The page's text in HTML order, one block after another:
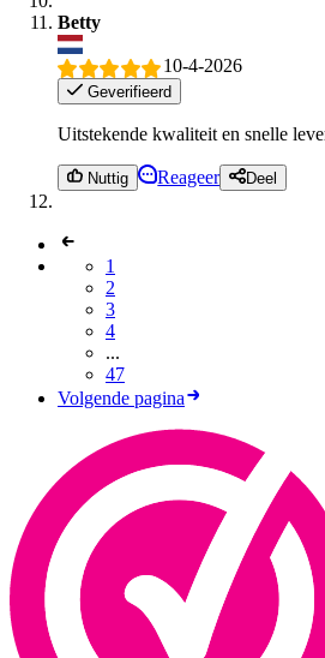
Betty
10-4-2026
Geverifieerd
Uitstekende kwaliteit en snelle
Nuttig Reageer Deel
1
2
3
4
...
47
Volgende pagina